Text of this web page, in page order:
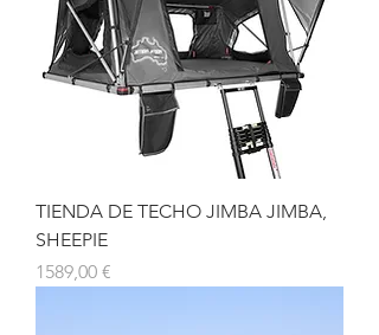
TIENDA DE TECHO JIMBA JIMBA,
SHEEPIE
Precio
1589,00 €